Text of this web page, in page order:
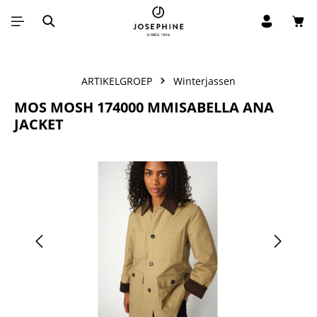
Ga naar de hoofdinhoud
ARTIKELGROEP Winterjassen
MOS MOSH 174000 MMISABELLA ANA
JACKET
Afbeeldingengalerij overslaan